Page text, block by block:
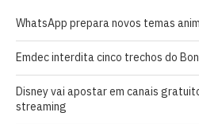
WhatsApp prepara novos temas
Emdec interdita cinco trechos do
Disney vai apostar em canais
streaming